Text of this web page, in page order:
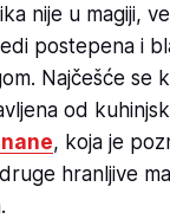
nije u magiji,
postepena i
Najčešće se
od
, koja je
hranljive